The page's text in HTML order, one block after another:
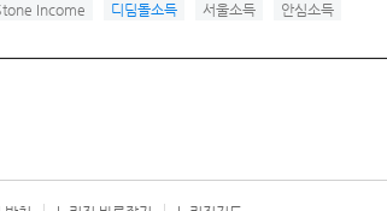
Income 디딤돌소득 서울소득 안심소득